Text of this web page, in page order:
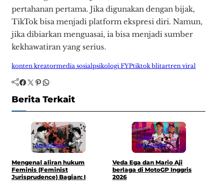
pertahanan pertama. Jika digunakan dengan bijak,
TikTok bisa menjadi platform ekspresi diri. Namun,
jika dibiarkan menguasai, ia bisa menjadi sumber
kekhawatiran yang serius.
konten kreatormedia sosialpsikologi FYPtiktok blitartren viral
Facebook Twitter Pinterest WhatsApp
Berita Terkait
ArtikelOpini
Mengenal aliran hukum
Feminis (Feminist
Jurisprudence) Bagian: I
Artikel
Pop Culture
Veda Ega dan Mario Aji
berlaga di MotoGP Inggris
2026